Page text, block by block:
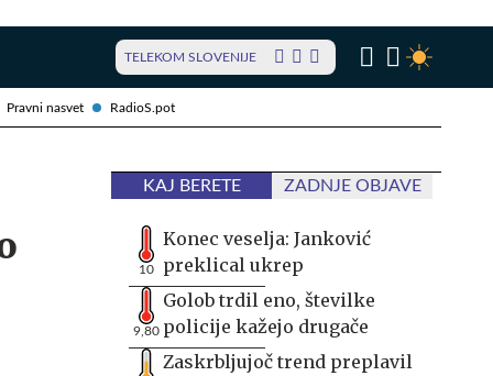
Pravni nasvet RadioS.pot
TELEKOM SLOVENIJE
KAJ BERETE ZADNJE OBJAVE
10
Konec veselja: Janković
preklical ukrep
9,80
Golob trdil eno, številke
policije kažejo drugače
Zaskrbljujoč trend preplavil